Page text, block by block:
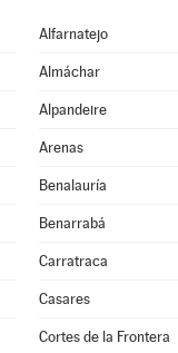
Alfarnatejo
Almáchar
Alpandeire
Arenas
Benalauría
Benarrabá
Carratraca
Casares
Cortes de la Frontera